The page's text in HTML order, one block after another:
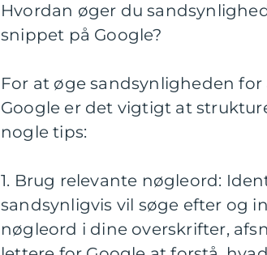
Hvordan øger du
snippet på Google?
For at øge sandsynligheden
Google er det vigtigt at
nogle tips:
1. Brug relevante nøgleord:
sandsynligvis vil søge efter og
nøgleord i dine overskrifter,